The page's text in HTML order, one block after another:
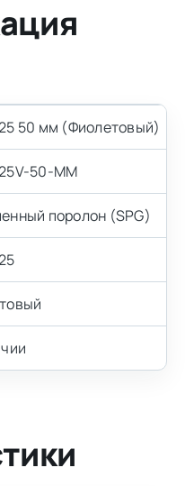
50 мм (Фиолетовый)
50-MM
поролон (SPG)